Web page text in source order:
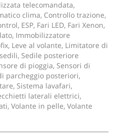
telecomandata,
clima, Controllo trazione,
ESP, Fari LED, Fari Xenon,
Immobilizzatore
Leve al volante, Limitatore di
Sedile posteriore
di pioggia, Sensori di
parcheggio posteriori,
Sistema lavafari,
laterali elettrici,
Volante in pelle, Volante